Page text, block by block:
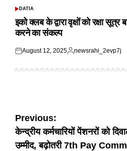
POSTED
DATIA
इको क्लब के द्वारा वृक्षों को रक्षा सूत्र
करने का संकल्प
Posted
August 12, 2025
Posted
newsrahi_2evp7j
Post
navigation
Previous:
केन्द्रीय कर्मचारियों पेंशनरों को
उम्मीद, बढ़ोतरी 7th Pay